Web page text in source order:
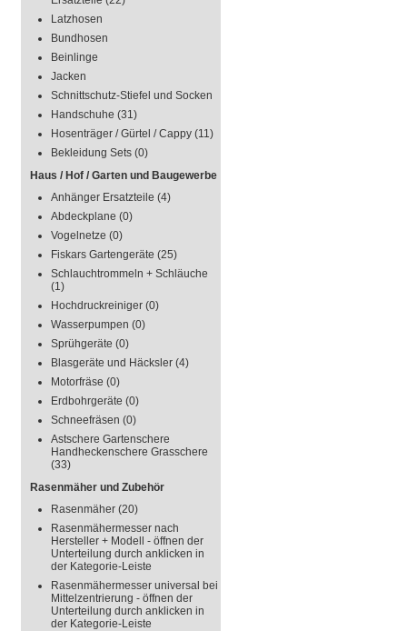
Latzhosen
Bundhosen
Beinlinge
Jacken
Schnittschutz-Stiefel und Socken
Handschuhe (31)
Hosenträger / Gürtel / Cappy (11)
Bekleidung Sets (0)
Haus / Hof / Garten und Baugewerbe
Anhänger Ersatzteile (4)
Abdeckplane (0)
Vogelnetze (0)
Fiskars Gartengeräte (25)
Schlauchtrommeln + Schläuche
(1)
Hochdruckreiniger (0)
Wasserpumpen (0)
Sprühgeräte (0)
Blasgeräte und Häcksler (4)
Motorfräse (0)
Erdbohrgeräte (0)
Schneefräsen (0)
Astschere Gartenschere
Handheckenschere Grasschere
(33)
Rasenmäher und Zubehör
Rasenmäher (20)
Rasenmähermesser nach
Hersteller + Modell - öffnen der
Unterteilung durch anklicken in
der Kategorie-Leiste
Rasenmähermesser universal bei
Mittelzentrierung - öffnen der
Unterteilung durch anklicken in
der Kategorie-Leiste